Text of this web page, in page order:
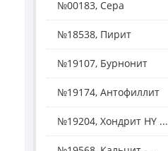
№00183, Сера
№18538, Пирит
№19107, Бурнонит
№19174, Антофиллит
№19204, Хондрит HY ...